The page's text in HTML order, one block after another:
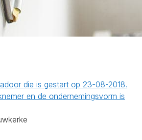
die is gestart op 23-08-2018.
en de ondernemingsvorm is